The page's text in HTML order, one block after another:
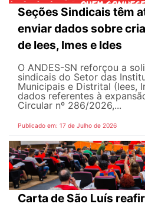
Seções Sindicais têm
enviar dados sobre
de Iees, Imes e Ides
O ANDES-SN reforçou a
sindicais do Setor das
Municipais e Distrital (Iees,
dados referentes à
Circular nº 286/2026,...
Publicado em: 17 de Julho de 2026
Carta de São Luís